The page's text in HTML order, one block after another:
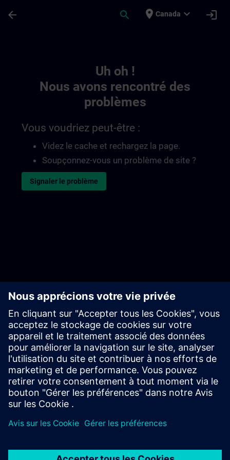
arrow_back search place Canada expand_more login
Uh oh !
Nous avons rencontré des
problèmes
Vous voudriez peut-être :
Videz le cache et rechargez la page.
Soupçonnez-vous un problème de site ?
Signaler le problème